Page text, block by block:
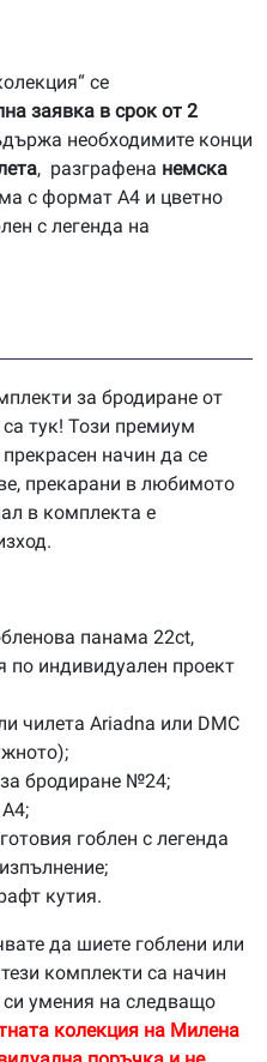
се
заявка в срок от 2
необходимите конци
, разграфена немска
с формат А4 и цветно
с легенда на
за бродиране от
тук! Този премиум
начин да се
прекарани в любимото
в комплекта е
панама 22ct,
по индивидуален проект
чилета Ariadna или DMC
бродиране №24;
гоблен с легенда
кутия.
да шиете гоблени или
комплекти са начин
си умения на следващо
колекция на Милена